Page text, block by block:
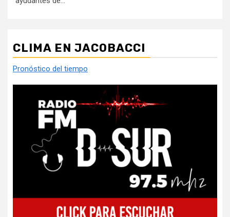
CLIMA EN JACOBACCI
Pronóstico del tiempo